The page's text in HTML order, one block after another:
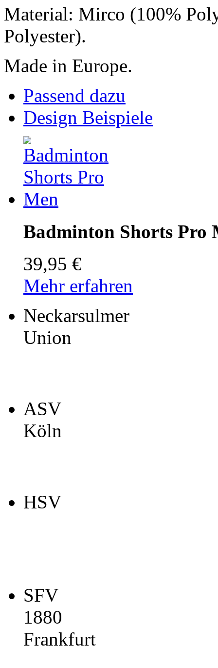
Material: Mirco (100%
Polyester).
Made in Europe.
Passend dazu
Design Beispiele
Badminton Shorts Pro
39,95 €
Mehr erfahren
Neckarsulmer
Union
ASV
Köln
HSV
SFV
1880
Frankfurt